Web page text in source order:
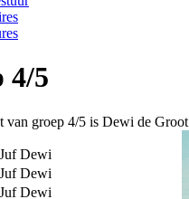
4/5
van groep 4/5 is Dewi de Groot
Juf Dewi
Juf Dewi
Juf Dewi